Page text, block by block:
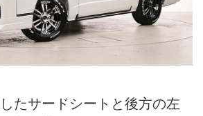
たサードシートと後方の左